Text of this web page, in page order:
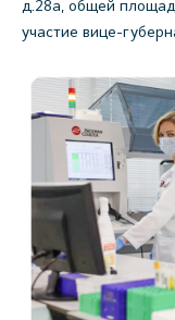
д.28а, общей
участие вице-